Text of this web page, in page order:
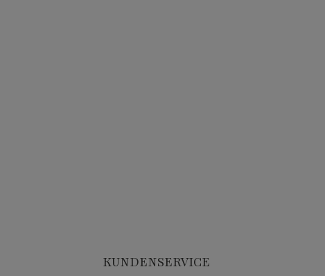
KUNDENSERVICE